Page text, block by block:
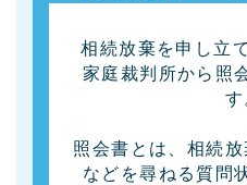
相続放棄を申し立
家庭裁判所から照
す
照会書とは、相続
などを尋ねる質問